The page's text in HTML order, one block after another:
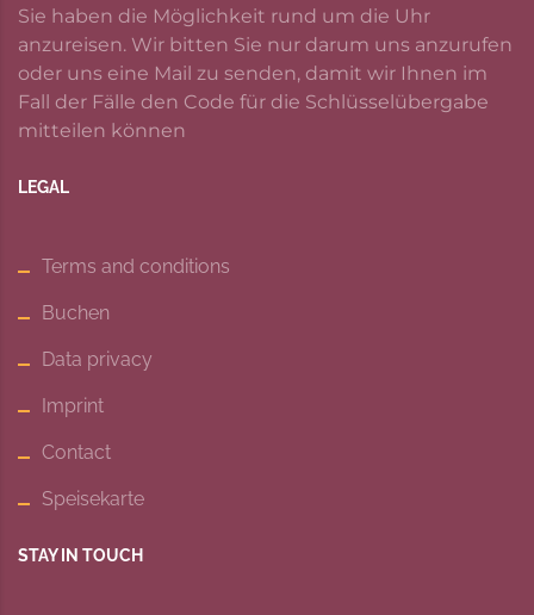
Sie haben die Möglichkeit rund um die Uhr
anzureisen. Wir bitten Sie nur darum uns anzurufen
oder uns eine Mail zu senden, damit wir Ihnen im
Fall der Fälle den Code für die Schlüsselübergabe
mitteilen können
LEGAL
Terms and conditions
Buchen
Data privacy
Imprint
Contact
Speisekarte
STAY IN TOUCH